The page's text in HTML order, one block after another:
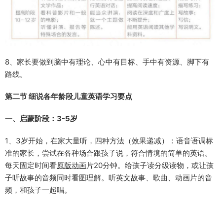
8、家长要做到脑中有理论、心中有目标、手中有资源、脚下有
路线。
第二节 细说各年龄段儿童英语学习要点
一、启蒙阶段：3-5岁
1、3岁开始，在家大量听，四种方法（效果递减）：️语音语调标
准的家长，尝试在各种场合跟孩子说，符合情境的简单的英语。️
每天固定时间看原版动画片20分钟。️给孩子读分级读物，或让孩
子听故事的音频同时看图理解。️听英文故事、歌曲、动画片的音
频，和孩子一起唱。